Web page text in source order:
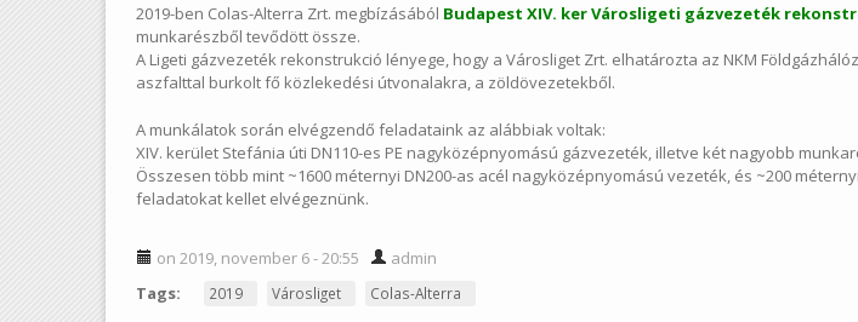
2019-ben Colas-Alterra Zrt. megbízásából Budapest XIV. ker Városligeti gázvezeték
munkarészből tevődött össze.
A Ligeti gázvezeték rekonstrukció lényege, hogy a Városliget Zrt. elhatározta az NKM
aszfalttal burkolt fő közlekedési útvonalakra, a zöldövezetekből.
A munkálatok során elvégzendő feladataink az alábbiak voltak:
XIV. kerület Stefánia úti DN110-es PE nagyközépnyomású gázvezeték, illetve két nagyobb
Összesen több mint ~1600 méternyi DN200-as acél nagyközépnyomású vezeték, és ~200
feladatokat kellet elvégeznünk.
on 2019, november 6 - 20:55
admin
Tags:
2019 Városliget Colas-Alterra